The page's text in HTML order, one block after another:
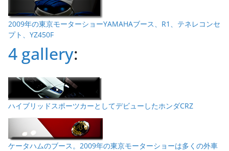
2009年の東京モーターショーYAMAHAブース、R1、テネレコンセ
プト、YZ450F
4 gallery:
ハイブリッドスポーツカーとしてデビューしたホンダCRZ
ケータハムのブース。2009年の東京モーターショーは多くの外車